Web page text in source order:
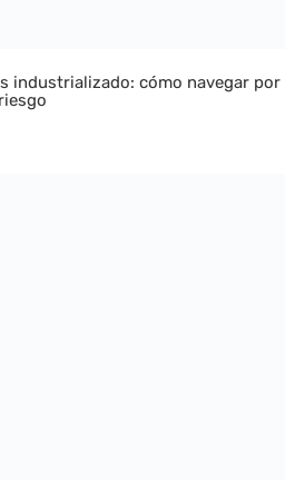
industrializado: cómo navegar por